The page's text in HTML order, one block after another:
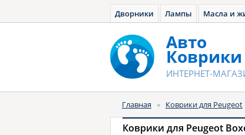
Дворники Лампы Масла и
Авто
Коврики
ИНТЕРНЕТ-
Главная » Коврики для Peugeot
Коврики для Peugeot